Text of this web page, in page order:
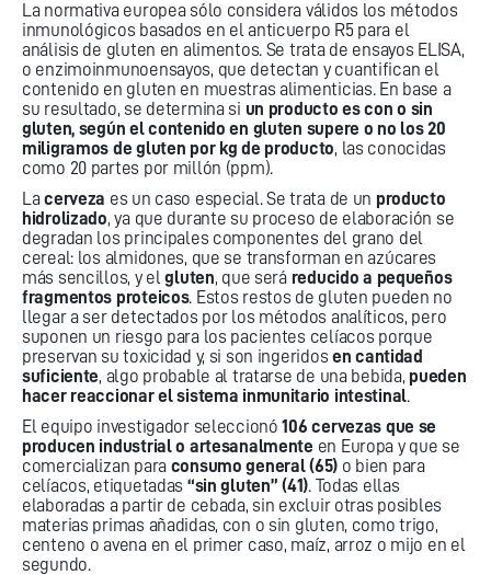
La normativa europea sólo considera válidos los métodos
inmunológicos basados en el anticuerpo R5 para el
análisis de gluten en alimentos. Se trata de ensayos ELISA,
o enzimoinmunoensayos, que detectan y cuantifican el
contenido en gluten en muestras alimenticias. En base a
su resultado, se determina si un producto es con o sin
gluten, según el contenido en gluten supere o no los 20
miligramos de gluten por kg de producto, las conocidas
como 20 partes por millón (ppm).
Lacerveza es un caso especial. Se trata de un producto
hidrolizado, ya que durante su proceso de elaboración se
degradan los principales componentes del grano del
cereal: los almidones, que se transforman en azúcares
más sencillos, y elgluten, que será reducido a pequeños
fragmentos proteicos. Estos restos de gluten pueden no
llegar a ser detectados por los métodos analíticos, pero
suponen un riesgo para los pacientes celíacos porque
preservan su toxicidad y, si son ingeridosen cantidad
suficiente, algo probable al tratarse de una bebida, pueden
hacer reaccionar el sistema inmunitario intestinal.
El equipo investigador seleccionó106 cervezas que se
producen industrial o artesanalmente en Europa y que se
comercializan para consumo general (65) o bien para
celíacos, etiquetadas “sin gluten” (41). Todas ellas
elaboradas a partir de cebada, sin excluir otras posibles
materias primas añadidas, con o sin gluten, como trigo,
centeno o avena en el primer caso, maíz, arroz o mijo en el
segundo.